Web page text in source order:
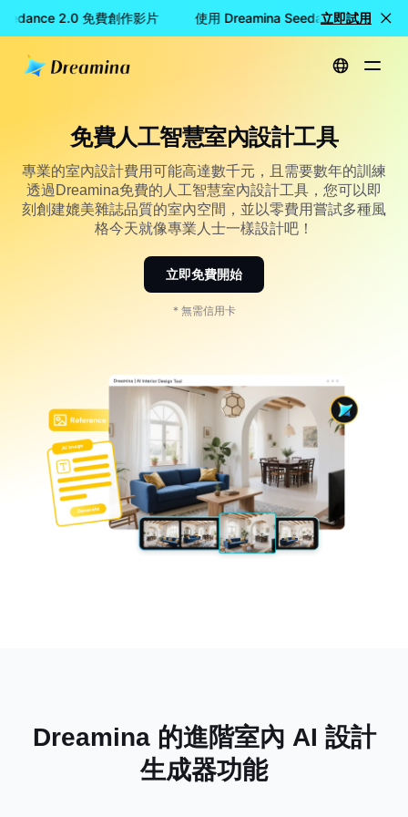
2.0 免費創作影片 使用 Dreamina Seedance 2.0 免費
立即試用
首頁 建立 免費的AI室內設計工具
免費人工智慧室內設計工具
專業的室內設計費用可能高達數千元，且需要數年的訓練
透過Dreamina免費的人工智慧室內設計工具，您可以即
刻創建媲美雜誌品質的室內空間，並以零費用嘗試多種風
格今天就像專業人士一樣設計吧！
立即免費開始
* 無需信用卡
Dreamina 的進階室內 AI 設計
生成器功能